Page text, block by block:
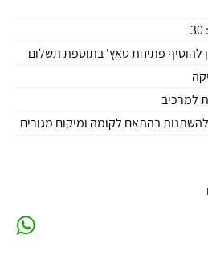
להוסיף פתיחת טאץ' בתוספת תשלום
למרכיב
בהתאם לקומה ומיקום מגורים